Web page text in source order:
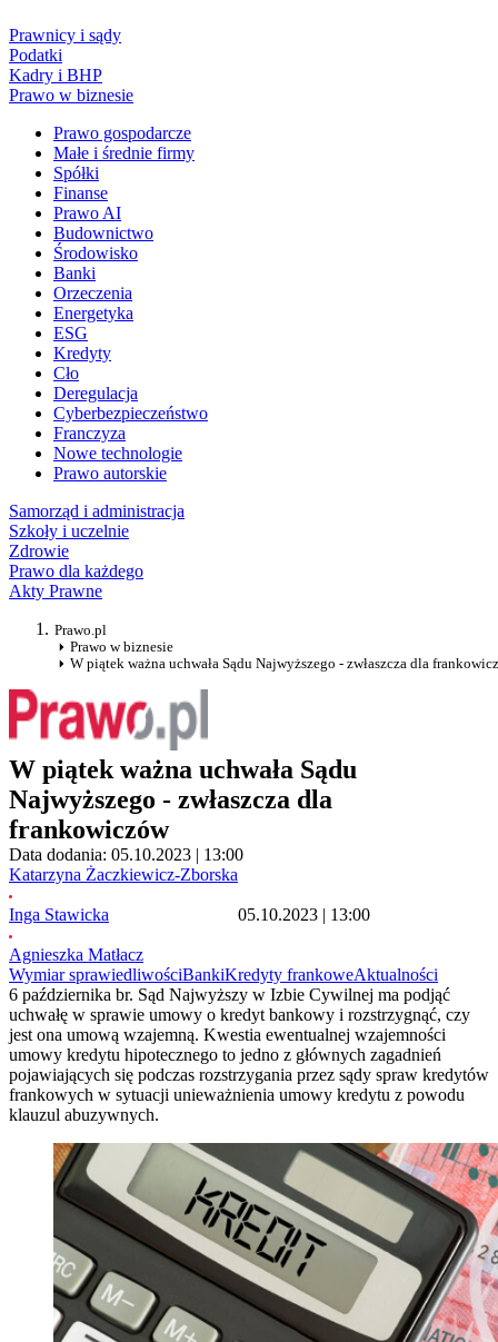
Prawnicy i sądy
Podatki
Kadry i BHP
Prawo w biznesie
Prawo gospodarcze
Małe i średnie firmy
Spółki
Finanse
Prawo AI
Budownictwo
Środowisko
Banki
Orzeczenia
Energetyka
ESG
Kredyty
Cło
Deregulacja
Cyberbezpieczeństwo
Franczyza
Nowe technologie
Prawo autorskie
Samorząd i administracja
Szkoły i uczelnie
Zdrowie
Prawo dla każdego
Akty Prawne
Prawo.pl
Prawo w biznesie
W piątek ważna uchwała Sądu Najwyższego - zwłaszcza dla
W piątek ważna uchwała Sądu
Najwyższego - zwłaszcza dla
frankowiczów
Data dodania: 05.10.2023 | 13:00
Katarzyna Żaczkiewicz-Zborska
Inga Stawicka
Agnieszka Matłacz
05.10.2023 | 13:00
Wymiar sprawiedliwościBankiKredyty frankoweAktualności
6 października br. Sąd Najwyższy w Izbie Cywilnej ma podjąć
uchwałę w sprawie umowy o kredyt bankowy i rozstrzygnąć, czy
jest ona umową wzajemną. Kwestia ewentualnej wzajemności
umowy kredytu hipotecznego to jedno z głównych zagadnień
pojawiających się podczas rozstrzygania przez sądy spraw kredytów
frankowych w sytuacji unieważnienia umowy kredytu z powodu
klauzul abuzywnych.